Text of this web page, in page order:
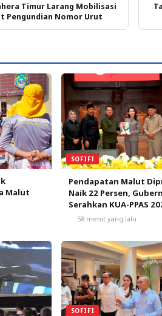
Timur Larang Mobilisasi
Pengundian Nomor Urut
Malut
SOFIFI
Pendapatan Malut
Naik 22 Persen,
Serahkan KUA-PPAS
DPRD
58 menit yang lalu
SOFIFI